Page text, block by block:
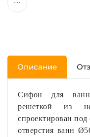
Описание
Сифон для
решеткой из
спроектирован
отверстия ванн